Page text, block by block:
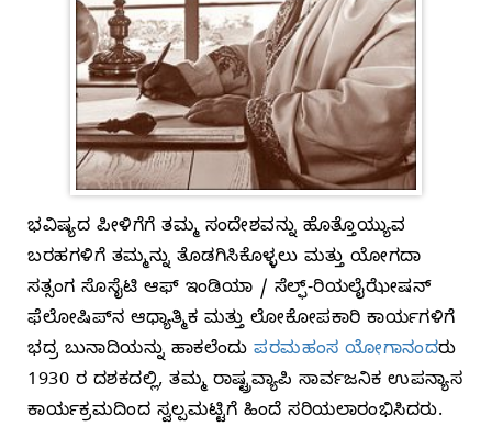
ಭವಿಷ್ಯದ ಪೀಳಿಗೆಗೆ ತಮ್ಮ ಸಂದೇಶವನ್ನು ಹೊತ್ತೊಯ್ಯುವ
ಬರಹಗಳಿಗೆ ತಮ್ಮನ್ನು ತೊಡಗಿಸಿಕೊಳ್ಳಲು ಮತ್ತು ಯೋಗದಾ
ಸತ್ಸಂಗ ಸೊಸೈಟಿ ಆಫ್ ಇಂಡಿಯಾ / ಸೆಲ್ಫ್‌-ರಿಯಲೈಝೇಷನ್‌
ಫೆಲೋಷಿಪ್‌ನ ಆಧ್ಯಾತ್ಮಿಕ ಮತ್ತು ಲೋಕೋಪಕಾರಿ ಕಾರ್ಯಗಳಿಗೆ
ಭದ್ರ ಬುನಾದಿಯನ್ನು ಹಾಕಲೆಂದು ಪರಮಹಂಸ ಯೋಗಾನಂದರು
1930 ರ ದಶಕದಲ್ಲಿ, ತಮ್ಮ ರಾಷ್ಟ್ರವ್ಯಾಪಿ ಸಾರ್ವಜನಿಕ ಉಪನ್ಯಾಸ
ಕಾರ್ಯಕ್ರಮದಿಂದ ಸ್ವಲ್ಪಮಟ್ಟಿಗೆ ಹಿಂದೆ ಸರಿಯಲಾರಂಭಿಸಿದರು.